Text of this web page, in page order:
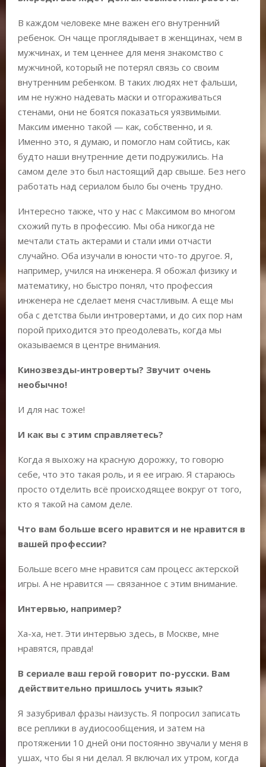
В каждом человеке мне важен его внутренний
ребенок. Он чаще проглядывает в женщинах, чем в
мужчинах, и тем ценнее для меня знакомство с
мужчиной, который не потерял связь со своим
внутренним ребенком. В таких людях нет фальши,
им не нужно надевать маски и отгораживаться
стенами, они не боятся показаться уязвимыми.
Максим именно такой — как, собственно, и я.
Именно это, я думаю, и помогло нам сойтись, как
будто наши внутренние дети подружились. На
самом деле это был настоящий дар свыше. Без него
работать над сериалом было бы очень трудно.
Интересно также, что у нас с Максимом во многом
схожий путь в профессию. Мы оба никогда не
мечтали стать актерами и стали ими отчасти
случайно. Оба изучали в юности что-то другое. Я,
например, учился на инженера. Я обожал физику и
математику, но быстро понял, что профессия
инженера не сделает меня счастливым. А еще мы
оба с детства были интровертами, и до сих пор нам
порой приходится это преодолевать, когда мы
оказываемся в центре внимания.
Кинозвезды-интроверты? Звучит очень
необычно!
И для нас тоже!
И как вы с этим справляетесь?
Когда я выхожу на красную дорожку, то говорю
себе, что это такая роль, и я ее играю. Я стараюсь
просто отделить всё происходящее вокруг от того,
кто я такой на самом деле.
Что вам больше всего нравится и не нравится в
вашей профессии?
Больше всего мне нравится сам процесс актерской
игры. А не нравится — связанное с этим внимание.
Интервью, например?
Ха-ха, нет. Эти интервью здесь, в Москве, мне
нравятся, правда!
В сериале ваш герой говорит по-русски. Вам
действительно пришлось учить язык?
Я зазубривал фразы наизусть. Я попросил записать
все реплики в аудиосообщения, и затем на
протяжении 10 дней они постоянно звучали у меня в
ушах, что бы я ни делал. Я включал их утром, когда